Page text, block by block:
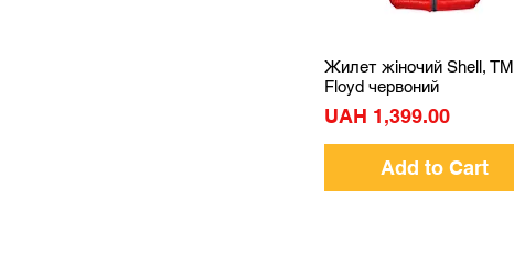
Quick View
Жилет жіночий Shell, TM
Floyd червоний
Price
UAH 1,399.00
Add to Cart